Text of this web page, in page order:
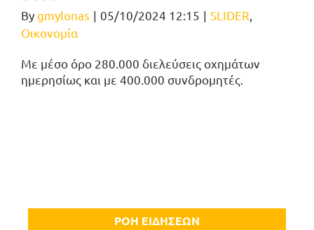
Bygmylonas | 05/10/2024 12:15 | SLIDER,
Οικονομία
Με μέσο όρο 280.000 διελεύσεις οχημάτων
ημερησίως και με 400.000 συνδρομητές.
ΡΟΗ ΕΙΔΗΣΕΩΝ